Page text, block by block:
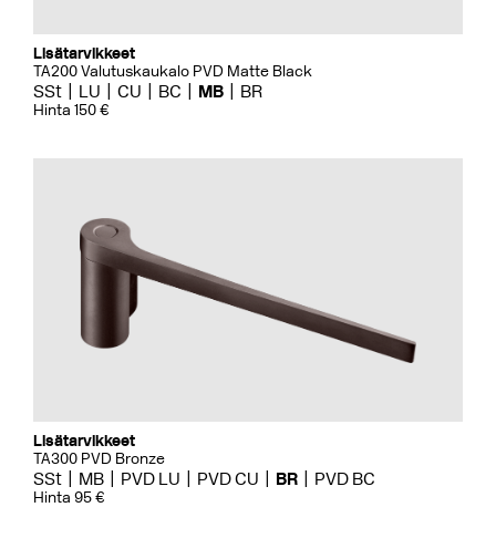
Lisätarvikkeet
TA200 Valutuskaukalo PVD Matte Black
SSt LU CU BC MB BR
Hinta 150 €
Lisätarvikkeet
TA300 PVD Bronze
SSt MB PVD LU PVD CU BR PVD BC
Hinta 95 €